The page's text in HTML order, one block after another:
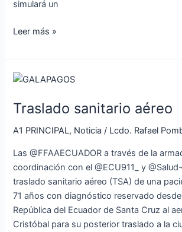
simulará un
Leer más »
Traslado sanitario aéreo
A1 PRINCIPAL, Noticia / Lcdo. Rafael
Las @FFAAECUADOR a través de la
coordinación con el @ECU911_ y
traslado sanitario aéreo (TSA) de una
71 años con diagnóstico reservado
República del Ecuador de Santa Cruz al
Cristóbal para su posterior traslado a la
Traslado
aéreo